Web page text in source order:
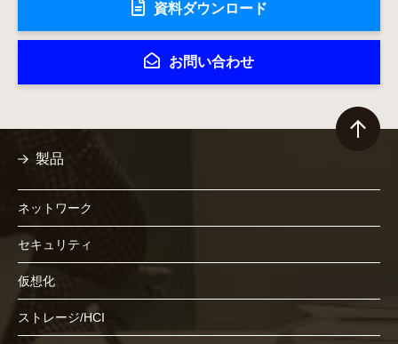
資料ダウンロード
お問い合わせ
製品
ネットワーク
セキュリティ
仮想化
ストレージ/HCI